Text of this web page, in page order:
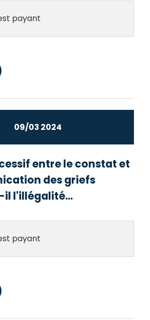
payant
09/03 2024
entre le constat et
des griefs
l'illégalité...
payant